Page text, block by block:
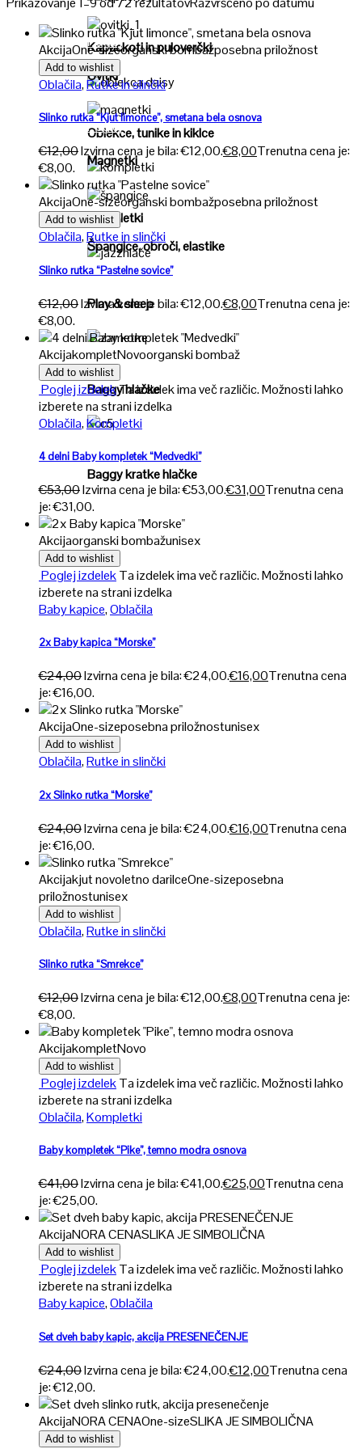
Poglej
Kapuckoti in puloverčki
Poglej
Oblekce, tunike in kiklce
Poglej
Kompletki
Poglej
Play & sleep
Poglej
Baggy hlačke
Baggy kratke hlačke
Poglej
Ovitki
Poglej
Magnetki
Poglej
Špangice, obroči, elastike
AkcijaOne-sizeorganski bombažposebna priložnost
Add to wishlist
Oblačila,Rutke in slinčki
Slinko rutka “Kjut limonce”, smetana bela osnova
€12,00Izvirna cena je bila: €12,00.€8,00Trenutna cena je:
€8,00.
AkcijaOne-sizeorganski bombažposebna priložnost
Add to wishlist
Oblačila,Rutke in slinčki
Slinko rutka “Pastelne sovice”
€12,00Izvirna cena je bila: €12,00.€8,00Trenutna cena je:
€8,00.
AkcijakompletNovoorganski bombaž
Add to wishlist
Poglej izdelekTa izdelek ima več različic. Možnosti lahko
izberete na strani izdelka
Oblačila,Kompletki
4 delni Baby kompletek “Medvedki”
€53,00Izvirna cena je bila: €53,00.€31,00Trenutna cena
je: €31,00.
Akcijaorganski bombažunisex
Add to wishlist
Poglej izdelekTa izdelek ima več različic. Možnosti lahko
izberete na strani izdelka
Baby kapice,Oblačila
2x Baby kapica “Morske”
€24,00Izvirna cena je bila: €24,00.€16,00Trenutna cena
je: €16,00.
AkcijaOne-sizeposebna priložnostunisex
Add to wishlist
Oblačila,Rutke in slinčki
2x Slinko rutka “Morske”
€24,00Izvirna cena je bila: €24,00.€16,00Trenutna cena
je: €16,00.
Akcijakjut novoletno darilceOne-sizeposebna
priložnostunisex
Add to wishlist
Oblačila,Rutke in slinčki
Slinko rutka “Smrekce”
€12,00Izvirna cena je bila: €12,00.€8,00Trenutna cena je:
€8,00.
AkcijakompletNovo
Add to wishlist
Poglej izdelekTa izdelek ima več različic. Možnosti lahko
izberete na strani izdelka
Oblačila,Kompletki
Baby kompletek “Pike”, temno modra osnova
€41,00Izvirna cena je bila: €41,00.€25,00Trenutna cena
je: €25,00.
AkcijaNORA CENASLIKA JE SIMBOLIČNA
Add to wishlist
Poglej izdelekTa izdelek ima več različic. Možnosti lahko
izberete na strani izdelka
Baby kapice,Oblačila
Set dveh baby kapic, akcija PRESENEČENJE
€24,00Izvirna cena je bila: €24,00.€12,00Trenutna cena
je: €12,00.
AkcijaNORA CENAOne-sizeSLIKA JE SIMBOLIČNA
Add to wishlist